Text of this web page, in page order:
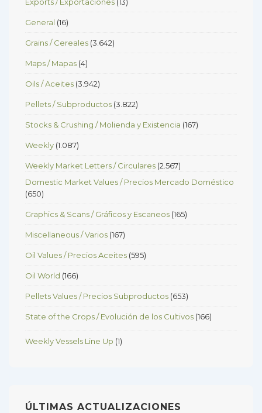
General (16)
Grains / Cereales (3.642)
Maps / Mapas (4)
Oils / Aceites (3.942)
Pellets / Subproductos (3.822)
Stocks & Crushing / Molienda y Existencia (167)
Weekly (1.087)
Weekly Market Letters / Circulares (2.567)
Domestic Market Values / Precios Mercado Doméstico
(650)
Graphics & Scans / Gráficos y Escaneos (165)
Miscellaneous / Varios (167)
Oil Values / Precios Aceites (595)
Oil World (166)
Pellets Values / Precios Subproductos (653)
State of the Crops / Evolución de los Cultivos (166)
Weekly Vessels Line Up (1)
ÚLTIMAS ACTUALIZACIONES